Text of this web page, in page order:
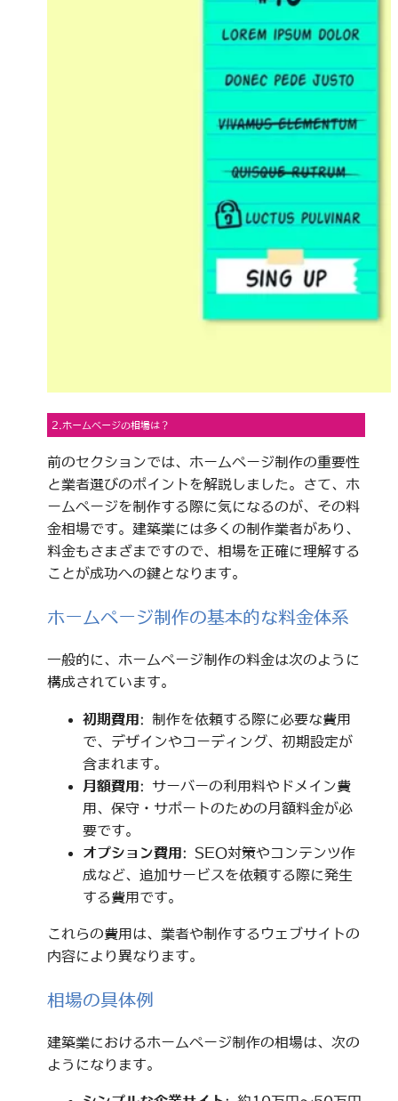
2.ホームページの相場は？
前のセクションでは、ホームページ制作の重要性
と業者選びのポイントを解説しました。さて、ホ
ームページを制作する際に気になるのが、その料
金相場です。建築業には多くの制作業者があり、
料金もさまざまですので、相場を正確に理解する
ことが成功への鍵となります。
ホームページ制作の基本的な料金体系
一般的に、ホームページ制作の料金は次のように
構成されています。
初期費用: 制作を依頼する際に必要な費用
で、デザインやコーディング、初期設定が
含まれます。
月額費用: サーバーの利用料やドメイン費
用、保守・サポートのための月額料金が必
要です。
オプション費用: SEO対策やコンテンツ作
成など、追加サービスを依頼する際に発生
する費用です。
これらの費用は、業者や制作するウェブサイトの
内容により異なります。
相場の具体例
建築業におけるホームページ制作の相場は、次の
ようになります。